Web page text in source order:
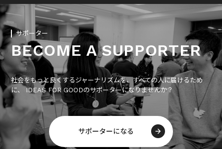
サポーター
BECOME A SUPPORTER
社会をもっと良くするジャーナリズムを、すべての人に届けるため
に、 IDEAS FOR GOODのサポーターになりませんか？
サポーターになる